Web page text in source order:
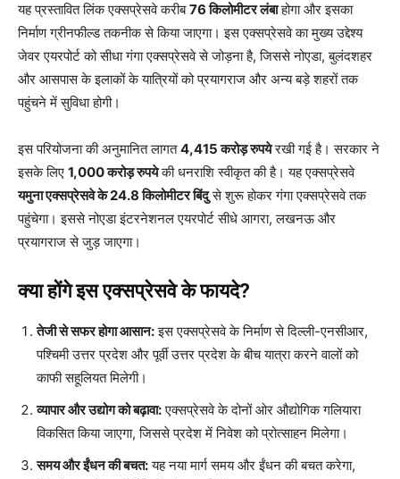
यह प्रस्तावित लिंक एक्सप्रेसवे करीब76 किलोमीटर लंबाहोगा और इसका
निर्माण ग्रीनफील्ड तकनीक से किया जाएगा। इस एक्सप्रेसवे का मुख्य उद्देश्य
जेवर एयरपोर्ट को सीधा गंगा एक्सप्रेसवे से जोड़ना है, जिससे नोएडा, बुलंदशहर
और आसपास के इलाकों के यात्रियों को प्रयागराज और अन्य बड़े शहरों तक
पहुंचने में सुविधा होगी।
इस परियोजना की अनुमानित लागत4,415 करोड़ रुपयेरखी गई है। सरकार ने
इसके लिए 1,000 करोड़ रुपयेकी धनराशि स्वीकृत की है। यह एक्सप्रेसवे
यमुना एक्सप्रेसवे के 24.8 किलोमीटर बिंदुसे शुरू होकर गंगा एक्सप्रेसवे तक
पहुंचेगा। इससे नोएडा इंटरनेशनल एयरपोर्ट सीधे आगरा, लखनऊ और
प्रयागराज से जुड़ जाएगा।
क्या होंगे इस एक्सप्रेसवे के फायदे?
तेजी से सफर होगा आसान:इस एक्सप्रेसवे के निर्माण से दिल्ली-एनसीआर,
पश्चिमी उत्तर प्रदेश और पूर्वी उत्तर प्रदेश के बीच यात्रा करने वालों को
काफी सहूलियत मिलेगी।
व्यापार और उद्योग को बढ़ावा:एक्सप्रेसवे के दोनों ओर औद्योगिक गलियारा
विकसित किया जाएगा, जिससे प्रदेश में निवेश को प्रोत्साहन मिलेगा।
समय और ईंधन की बचत:यह नया मार्ग समय और ईंधन की बचत करेगा,